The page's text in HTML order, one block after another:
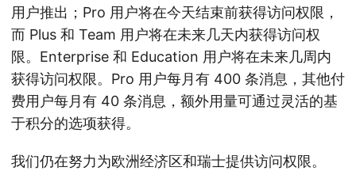
用户推出；Pro 用户将在今天结束前获得访问权限，
而 Plus 和 Team 用户将在未来几天内获得访问权
限。Enterprise 和 Education 用户将在未来几周内
获得访问权限。Pro 用户每月有 400 条消息，其他付
费用户每月有 40 条消息，额外用量可通过灵活的基
于积分的选项获得。
我们仍在努力为欧洲经济区和瑞士提供访问权限。